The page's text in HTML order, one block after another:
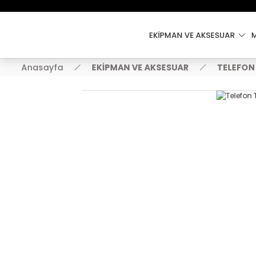
EKİPMAN VE AKSESUAR
Anasayfa EKİPMAN VE AKSESUAR